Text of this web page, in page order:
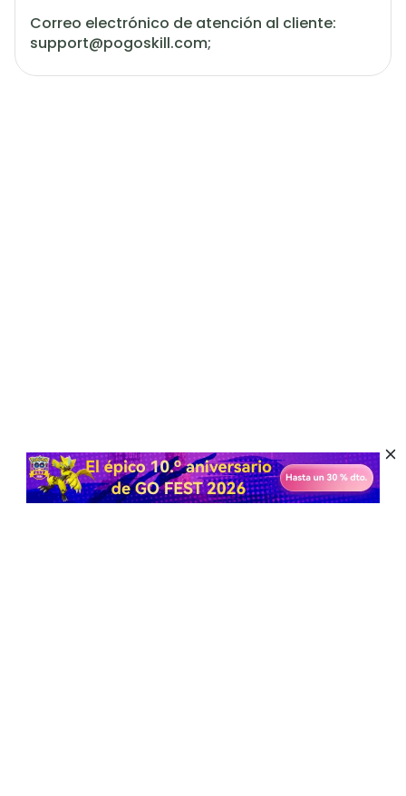
Correo electrónico de atención al cliente:
support@pogoskill.com;